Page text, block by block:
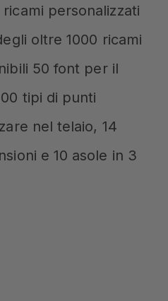
personalizzati
oltre 1000 ricami
50 font per il
tipi di punti
nel telaio, 14
e 10 asole in 3